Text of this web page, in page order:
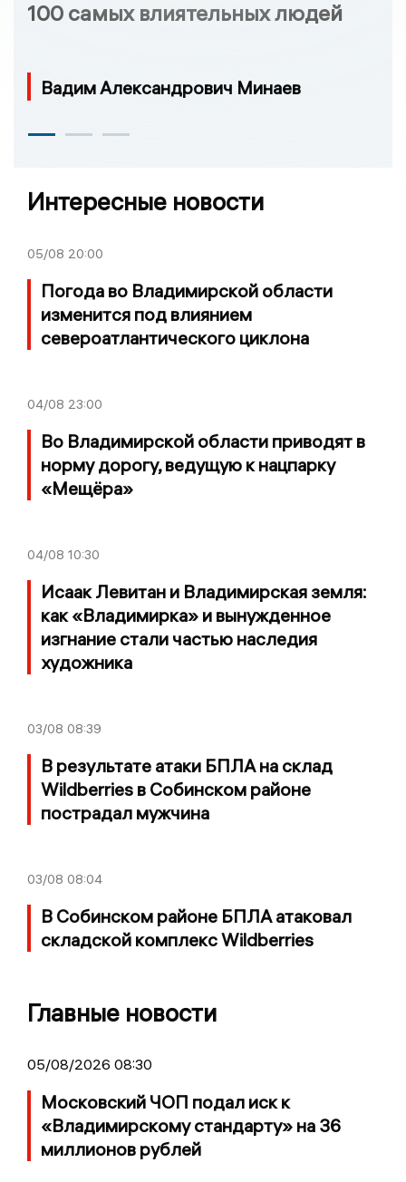
100 самых влиятельных людей
Вадим Александрович Минаев
Интересные новости
05/08 20:00
Погода во Владимирской области
изменится под влиянием
североатлантического циклона
04/08 23:00
Во Владимирской области приводят в
норму дорогу, ведущую к нацпарку
«Мещёра»
04/08 10:30
Исаак Левитан и Владимирская земля:
как «Владимирка» и вынужденное
изгнание стали частью наследия
художника
03/08 08:39
В результате атаки БПЛА на склад
Wildberries в Собинском районе
пострадал мужчина
03/08 08:04
В Собинском районе БПЛА атаковал
складской комплекс Wildberries
Главные новости
05/08/2026 08:30
Московский ЧОП подал иск к
«Владимирскому стандарту» на 36
миллионов рублей